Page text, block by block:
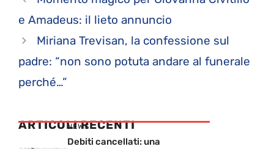
e Amadeus: il lieto annuncio
Miriana Trevisan, la confessione sul
padre: “non sono potuta andare al funerale
perché…”
ARTICOLI RECENTI
NEWS
Debiti cancellati: una